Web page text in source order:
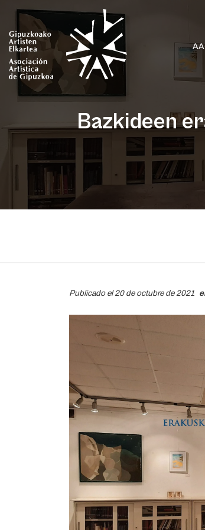
Bazkideen
Publicado el 20 de octubre de 2021